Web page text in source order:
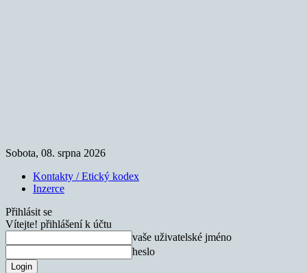
Sobota, 08. srpna 2026
Kontakty / Etický kodex
Inzerce
Přihlásit se
Vítejte! přihlášení k účtu
vaše uživatelské jméno
heslo